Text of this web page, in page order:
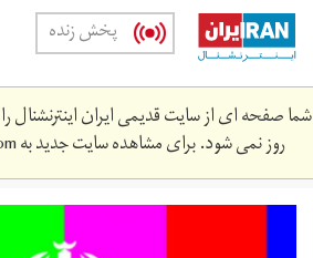
Skip
main
content
پخش زنده
شما صفحه ای از سایت قدیمی ایران اینترنشنال
روز نمی شود. برای مشاهده سایت جدید به
sd_w_sym.jpg